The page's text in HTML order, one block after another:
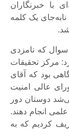
با خبرنگاران
یک کلمه
سوال که نامزدی
مرکز تحقیقات
بود که آقای
عالی امنیت
دوستان دور
انجام دهند.
کردیم که به